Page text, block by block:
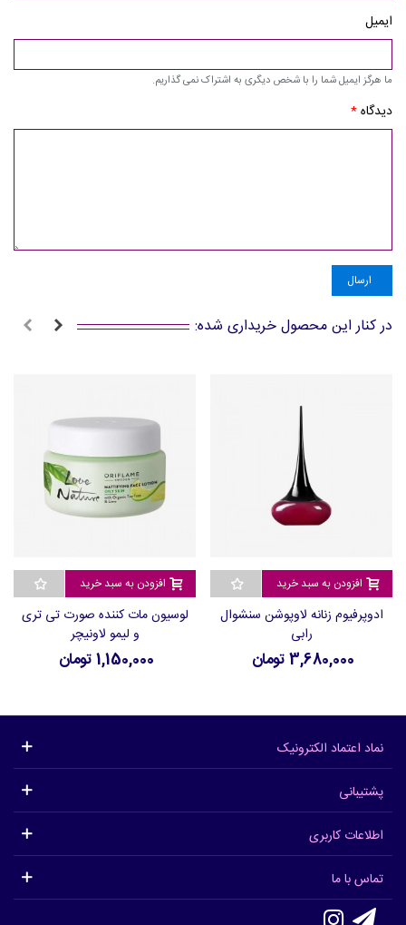
ایمیل
ما هرگز ایمیل شما را با شخص دیگری به اشتراک نمی گذاریم.
دیدگاه*
ارسال
در کنار این محصول خریداری شده:
افزودن به سبد خرید
ادوپرفیوم زنانه لاوپوشن سنشوال
رابی
3,680,000 تومان
افزودن به سبد خرید
لوسیون مات کننده صورت تی تری
و لیمو لاونیچر
1,150,000 تومان
نماد اعتماد الکترونیک
پشتیبانی
اطلاعات کاربری
تماس با ما